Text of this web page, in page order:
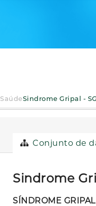
Sindrome Gripal - SG
Conjunto de
Sindrome
SÍNDROME